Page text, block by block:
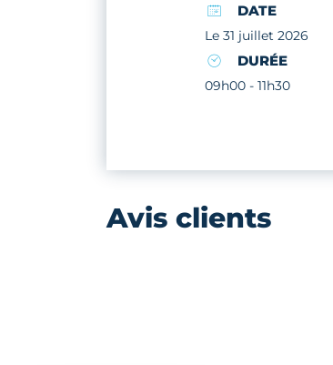
DATE
Le 31 juillet 2026
DURÉE
09h00 - 11h30
Avis clients